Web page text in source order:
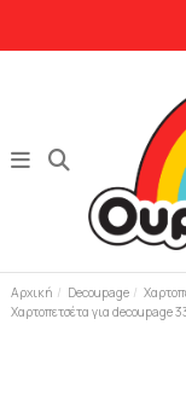
Αρχική Decoupage
Χαρτοπετσέτα για decoupage